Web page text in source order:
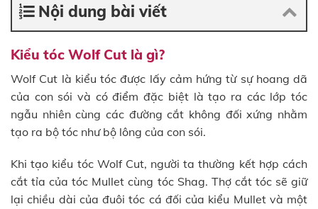
Nội dung bài viết
Kiểu tóc Wolf Cut là gì?
Wolf Cut là kiểu tóc được lấy cảm hứng từ sự hoang dã
của con sói và có điểm đặc biệt là tạo ra các lớp tóc
ngẫu nhiên cùng các đường cắt không đối xứng nhằm
tạo ra bộ tóc như bộ lông của con sói.
Khi tạo kiểu tóc Wolf Cut, người ta thường kết hợp cách
cắt tỉa của tóc Mullet cùng tóc Shag. Thợ cắt tóc sẽ giữ
lại chiều dài của đuôi tóc cá đối của kiểu Mullet và một